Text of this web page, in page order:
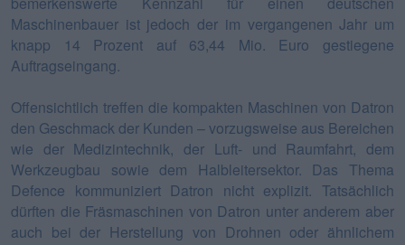
Maschinenbauer ist jedoch der im vergangenen Jahr um
knapp 14 Prozent auf 63,44 Mio. Euro gestiegene
Auftragseingang.
Offensichtlich treffen die kompakten Maschinen von Datron
den Geschmack der Kunden – vorzugsweise aus Bereichen
wie der Medizintechnik, der Luft- und Raumfahrt, dem
Werkzeugbau sowie dem Halbleitersektor. Das Thema
Defence kommuniziert Datron nicht explizit. Tatsächlich
dürften die Fräsmaschinen von Datron unter anderem aber
auch bei der Herstellung von Drohnen oder ähnlichem